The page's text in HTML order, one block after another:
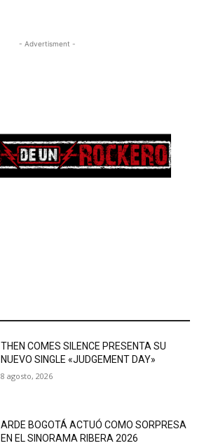
- Advertisment -
THEN COMES SILENCE PRESENTA SU
NUEVO SINGLE «JUDGEMENT DAY»
8 agosto, 2026
ARDE BOGOTÁ ACTUÓ COMO SORPRESA
EN EL SINORAMA RIBERA 2026